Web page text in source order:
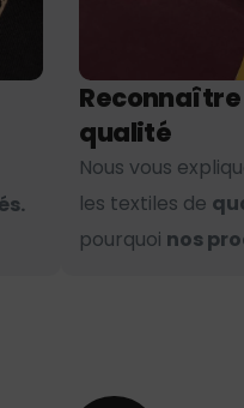
qualité
Nous vous
les textiles de
pourquoi nos